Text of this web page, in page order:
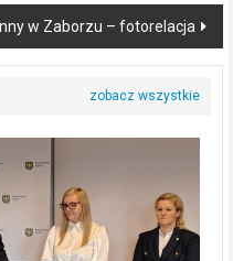
w Zaborzu – fotorelacja